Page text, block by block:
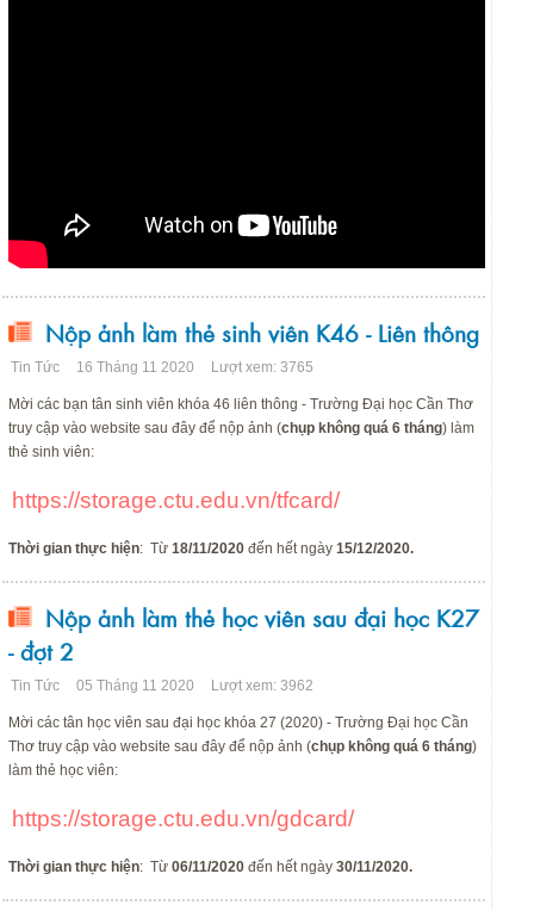
Nộp ảnh làm thẻ sinh viên K46 - Liên thông
Tin Tức 16 Tháng 11 2020 Lượt xem: 3765
Mời các bạn tân sinh viên khóa 46 liên thông - Trường Đại học Cần Thơ
truy cập vào website sau đây để nộp ảnh (chụp không quá 6 tháng) làm
thẻ sinh viên:
https://storage.ctu.edu.vn/tfcard/
Thời gian thực hiện: Từ 18/11/2020 đến hết ngày 15/12/2020.
Nộp ảnh làm thẻ học viên sau đại học K27
- đợt 2
Tin Tức 05 Tháng 11 2020 Lượt xem: 3962
Mời các tân học viên sau đại học khóa 27 (2020) - Trường Đại học Cần
Thơ truy cập vào website sau đây để nộp ảnh (chụp không quá 6 tháng)
làm thẻ học viên:
https://storage.ctu.edu.vn/gdcard/
Thời gian thực hiện: Từ 06/11/2020 đến hết ngày 30/11/2020.